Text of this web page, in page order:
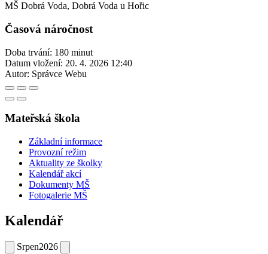
MŠ Dobrá Voda, Dobrá Voda u Hořic
Časová náročnost
Doba trvání: 180 minut
Datum vložení: 20. 4. 2026 12:40
Autor: Správce Webu
Mateřská škola
Základní informace
Provozní režim
Aktuality ze školky
Kalendář akcí
Dokumenty MŠ
Fotogalerie MŠ
Kalendář
Srpen2026